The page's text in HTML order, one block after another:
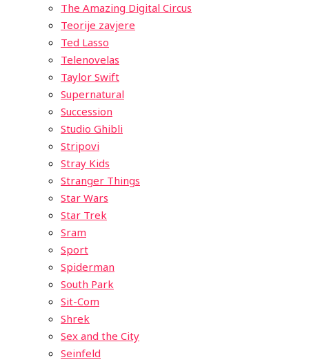
The Amazing Digital Circus
Teorije zavjere
Ted Lasso
Telenovelas
Taylor Swift
Supernatural
Succession
Studio Ghibli
Stripovi
Stray Kids
Stranger Things
Star Wars
Star Trek
Sram
Sport
Spiderman
South Park
Sit-Com
Shrek
Sex and the City
Seinfeld